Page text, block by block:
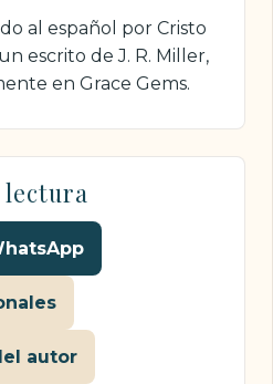
al español por Cristo
escrito de J. R. Miller,
en Grace Gems.
lectura
autor